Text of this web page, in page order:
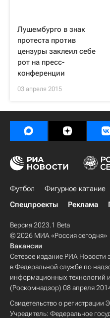
Лушембурго в знак
протеста против
цензуры заклеил себе
рот на пресс-
конференции
03 апреля 2015
Футбол Фигурное катание
Спецпроекты
Реклама
Версия 2023.1 Beta
© 2026 МИА «Россия сегодня»
Вакансии
Сетевое издание РИА Новости
в Федеральной службе по
информационных технологий
(Роскомнадзор) 08 апреля
Свидетельство о
Учредитель: Федеральное